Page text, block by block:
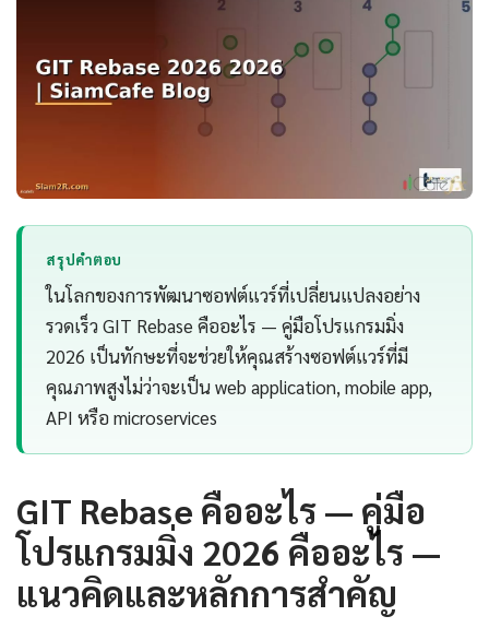
สรุปคำตอบ
ในโลกของการพัฒนาซอฟต์แวร์ที่เปลี่ยนแปลงอย่าง
รวดเร็ว GIT Rebase คืออะไร — คู่มือโปรแกรมมิ่ง
2026 เป็นทักษะที่จะช่วยให้คุณสร้างซอฟต์แวร์ที่มี
คุณภาพสูงไม่ว่าจะเป็น web application, mobile app,
API หรือ microservices
GIT Rebase คืออะไร — คู่มือ
โปรแกรมมิ่ง 2026 คืออะไร —
แนวคิดและหลักการสำคัญ